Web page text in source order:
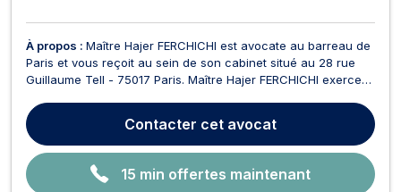
À propos : Maître Hajer FERCHICHI est avocate au barreau de
Paris et vous reçoit au sein de son cabinet situé au 28 rue
Guillaume Tell - 75017 Paris. Maître Hajer FERCHICHI exerce
famille. Dans le domaine du droit pénal, Maître Hajer
FERCHICHI attache une importance con...
Contacter cet avocat
15 min offertes maintenant